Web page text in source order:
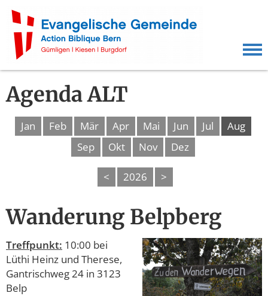
Agenda ALT
Jan Feb Mär Apr Mai Jun Jul
Aug
Sep
Okt Nov Dez
< 2026 >
Wanderung Belpberg
Treffpunkt: 10:00 bei
Lüthi Heinz und Therese,
Gantrischweg 24 in 3123
Belp